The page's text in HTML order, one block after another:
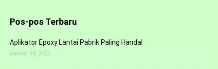
Pos-pos Terbaru
Aplikator Epoxy Lantai Pabrik Paling Handal
Oktober 19, 2022